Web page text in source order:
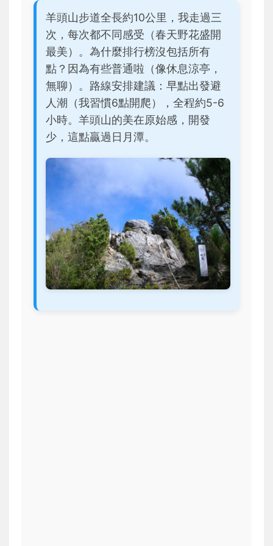
羊頭山步道全長約10公里，我走過三
次，每次都不同感受（春天野花盛開
最美）。為什麼排行榜沒包括所有
點？因為有些普通啦（像休息涼亭，
無聊）。路線安排建議：早點出發避
人潮（我習慣6點開爬），全程約5-6
小時。羊頭山的美在原始感，開發
少，這點贏過日月潭。